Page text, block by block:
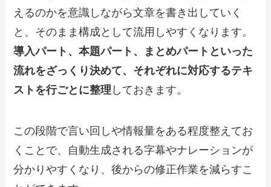
えるのかを意識しながら文章を書き出していく
と、そのまま構成として流用しやすくなります。
導入パート、本題パート、まとめパートといった
流れをざっくり決めて、それぞれに対応するテキ
ストを行ごとに整理 しておきます。
この段階で言い回しや情報量をある程度整えてお
くことで、自動生成される字幕やナレーションが
分かりやすくなり、後からの修正作業を減らすこ